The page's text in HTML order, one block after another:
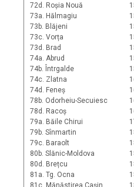
72d. Roșia Nouă
73a. Hălmagiu
73b. Blăjeni
73c. Vorța
73d. Brad
74a. Abrud
74b. Întrgalde
74c. Zlatna
74d. Feneș
78b. Odorheiu-Secuiesc
78d. Racoș
79a. Băile Chirui
79b. Sînmartin
79c. Baraolt
80b. Slănic-Moldova
80d. Brețcu
81a. Tg. Ocna